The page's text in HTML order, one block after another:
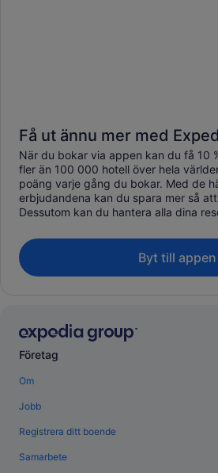
Få ut ännu mer med
När du bokar via appen kan du få 10
fler än 100 000 hotell över hela
poäng varje gång du bokar. Med de
erbjudandena kan du spara mer så
Dessutom kan du hantera alla dina
Byt till appen
Företag
Om
Jobb
Registrera ditt boende
Samarbete